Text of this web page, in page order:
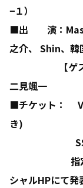
−１）
■出 演：
之介、 Shin、韓
【ゲ
二見颯一
■チケット：
き)
SS席
指定席
シャルHPにて発